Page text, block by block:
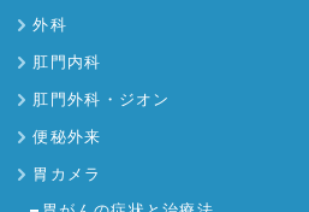
外科
肛門内科
肛門外科・ジオン
便秘外来
胃カメラ